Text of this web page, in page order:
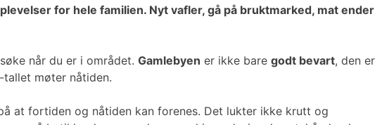
for hele familien. Nyt vafler, gå på bruktmarked, mat ender
når du er i området. Gamlebyen er ikke bare godt bevart, den er
tallet møter nåtiden.
at fortiden og nåtiden kan forenes. Det lukter ikke krutt og